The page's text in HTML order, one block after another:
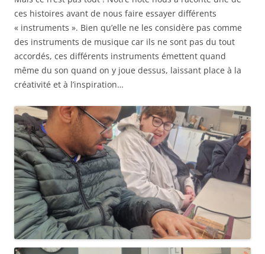
ces histoires avant de nous faire essayer différents
« instruments ». Bien qu’elle ne les considère pas comme
des instruments de musique car ils ne sont pas du tout
accordés, ces différents instruments émettent quand
même du son quand on y joue dessus, laissant place à la
créativité et à l’inspiration…